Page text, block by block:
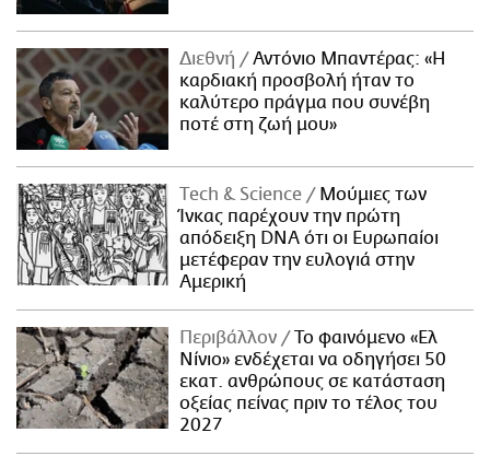
Διεθνή
Αντόνιο Μπαντέρας: «Η
καρδιακή προσβολή ήταν το
καλύτερο πράγμα που συνέβη
ποτέ στη ζωή μου»
Τech & Science
Μούμιες των
Ίνκας παρέχουν την πρώτη
απόδειξη DNA ότι οι Ευρωπαίοι
μετέφεραν την ευλογιά στην
Αμερική
Περιβάλλον
Το φαινόμενο «Ελ
Νίνιο» ενδέχεται να οδηγήσει 50
εκατ. ανθρώπους σε κατάσταση
οξείας πείνας πριν το τέλος του
2027